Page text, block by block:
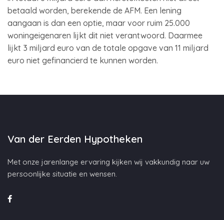
betaald worden, berekende de AFM. Een lening
aangaan is dan een optie, maar voor ruim 25.000
woningeigenaren lijkt dit niet verantwoord. Daarmee
lijkt 3 miljard euro van de totale opgave van 11 miljard
euro niet gefinancierd te kunnen worden.
Van der Eerden Hypotheken
Met onze jarenlange ervaring kijken wij vakkundig naar uw
persoonlijke situatie en wensen.